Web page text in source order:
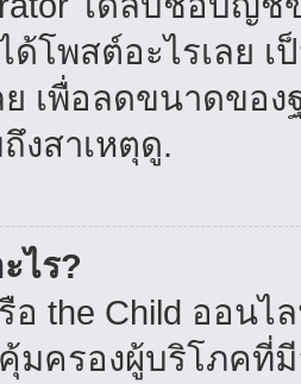
ด้โพสต์อะไรเลย
ย เพื่อลดขนาดขอ
งสาเหตุดู.
ไร?
the Child ออนไ
มครองผู้บริโภคที่